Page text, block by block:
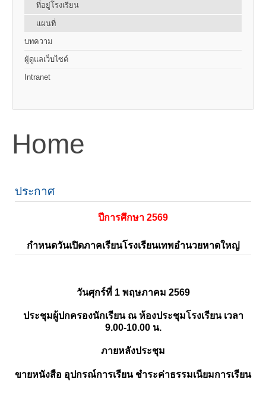
ที่อยู่โรงเรียน
แผนที่
บทความ
ผู้ดูแลเว็บไซต์
Intranet
Home
ประกาศ
ปีการศึกษา 2569
กำหนดวันเปิดภาคเรียนโรงเรียนเทพอำนวยหาดใหญ่
วันศุกร์ที่ 1 พฤษภาคม 2569
ประชุมผู้ปกครองนักเรียน ณ ห้องประชุมโรงเรียน เวลา
9.00-10.00 น.
ภายหลังประชุม
ขายหนังสือ อุปกรณ์การเรียน ชำระค่าธรรมเนียมการเรียน